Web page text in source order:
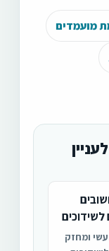
מועמדים
לשידוכים
ומחזק